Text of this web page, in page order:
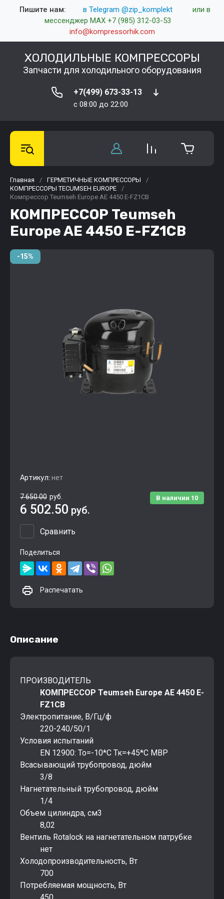
Пишите нам: в Telegram @zip_komplekt
или в
мессенджер MAX +7 (985) 312-03-53
info@kompressorhik.com
ХОЛОДИЛЬНЫЕ КОМПРЕССОРЫ
Запчасти для холодильного оборудования
+7(499) 673-33-13
c 08:00 до 22:00
Главная / ГЕРМЕТИЧНЫЕ КОМПРЕССОРЫ
/
КОМПРЕССОРЫ TECUMSEH EUROPE
/
Компрессор Teumseh Europe AE 4450 E-FZ1CB
КОМПРЕССОР Teumseh
Europe AE 4450 E-FZ1CB
-15%
Артикул: нет
В наличии 10
7 650.00 руб.
6 502.50 руб.
Сравнить
Поделиться
Распечатать
Описание
ПРОИЗВОДИТЕЛЬ
КОМПРЕССОР Teumseh Europe AE 4450 E-
FZ1CB
Электропитание, В/Гц/ф
220-240/50/1
Условия испытаний
EN 12900: То=-10*С Тк=+45*С MBP
Всасывающий трубопровод, дюйм
3/8
Нагнетательный трубопровод, дюйм
1/4
Объем цилиндра, см3
8,02
Вентиль Rotalock на нагнетательном патрубке
нет
Холодопроизводительность, Вт
700
Потребляемая мощность, Вт